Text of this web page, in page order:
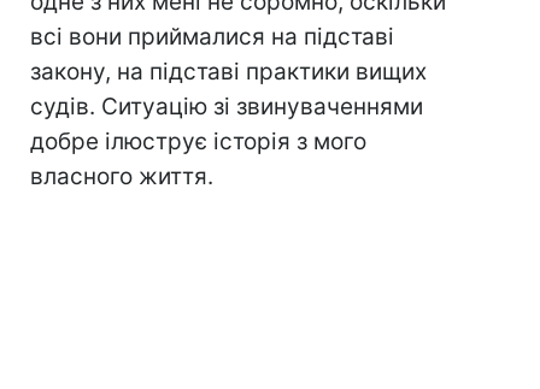
всі вони приймалися на підставі
закону, на підставі практики вищих
судів. Ситуацію зі звинуваченнями
добре ілюструє історія з мого
власного життя.